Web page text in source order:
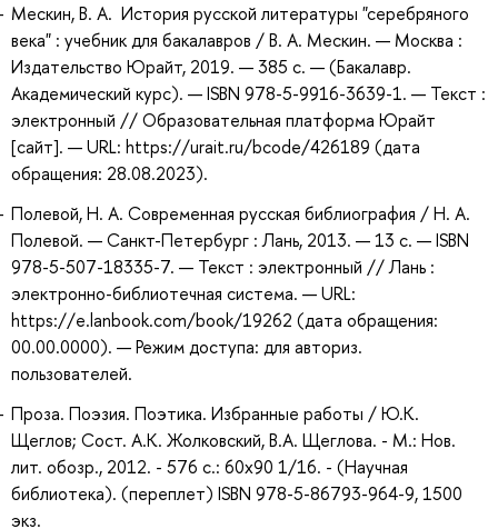
Мескин, В. А. История русской литературы "серебряного
века" : учебник для бакалавров / В. А. Мескин. — Москва :
Издательство Юрайт, 2019. — 385 с. — (Бакалавр.
Академический курс). — ISBN 978-5-9916-3639-1. — Текст :
электронный // Образовательная платформа Юрайт
[сайт]. — URL: https://urait.ru/bcode/426189 (дата
обращения: 28.08.2023).
Полевой, Н. А. Современная русская библиография / Н. А.
Полевой. — Санкт-Петербург : Лань, 2013. — 13 с. — ISBN
978-5-507-18335-7. — Текст : электронный // Лань :
электронно-библиотечная система. — URL:
https://e.lanbook.com/book/19262 (дата обращения:
00.00.0000). — Режим доступа: для авториз.
пользователей.
Проза. Поэзия. Поэтика. Избранные работы / Ю.К.
Щеглов; Сост. А.К. Жолковский, В.А. Щеглова. - М.: Нов.
лит. обозр., 2012. - 576 с.: 60x90 1/16. - (Научная
библиотека). (переплет) ISBN 978-5-86793-964-9, 1500
экз.